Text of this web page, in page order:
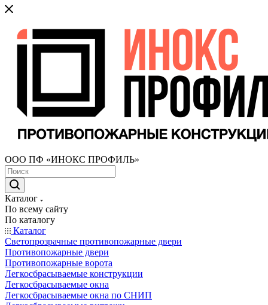
ООО ПФ «ИНОКС ПРОФИЛЬ»
Каталог
По всему сайту
По каталогу
Каталог
Светопрозрачные противопожарные двери
Противопожарные двери
Противопожарные ворота
Легкосбрасываемые конструкции
Легкосбрасываемые окна
Легкосбрасываемые окна по СНИП